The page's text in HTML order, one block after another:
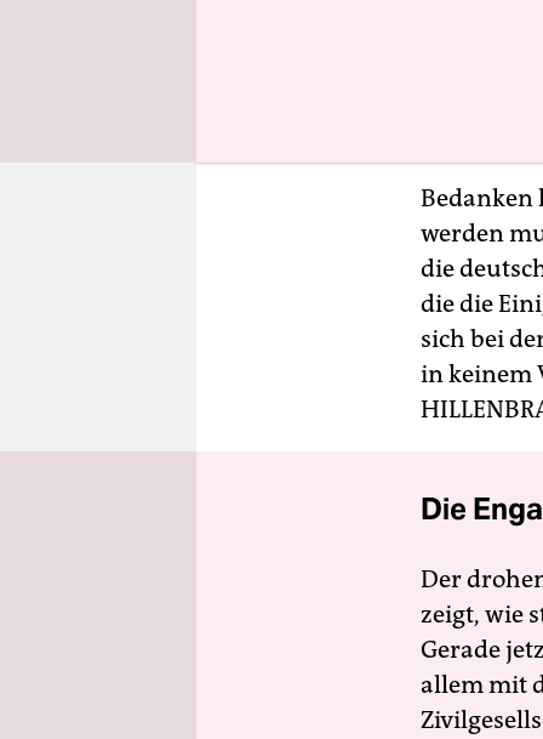
im Sinne
Bedanken
werden
die
die die
sich bei
in keinem
Die
Der
zeigt, wie
Gerade
allem mit